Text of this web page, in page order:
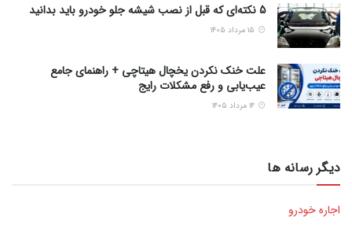
5 نکته‌ای که قبل از نصب شیشه جلو خودرو باید بدانید
علت خنک نکردن یخچال هیتاچی + راهنمای جامع
عیب‌یابی و رفع مشکلات رایج
دیگر رسانه ها
اجاره خودرو